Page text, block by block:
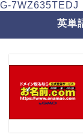
G-7WZ635TEDJ
英単